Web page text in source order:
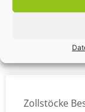
Zollstock
Zollstöcke